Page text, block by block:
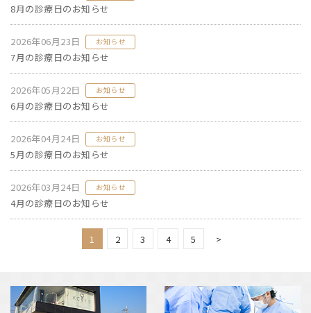
8月の診療日のお知らせ
2026年06月23日 お知らせ
7月の診療日のお知らせ
2026年05月22日 お知らせ
6月の診療日のお知らせ
2026年04月24日 お知らせ
5月の診療日のお知らせ
2026年03月24日 お知らせ
4月の診療日のお知らせ
1 2 3 4 5 >